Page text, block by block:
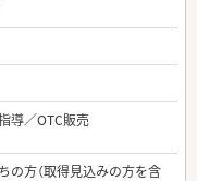
導／OTC販売
の方（取得見込みの方を含